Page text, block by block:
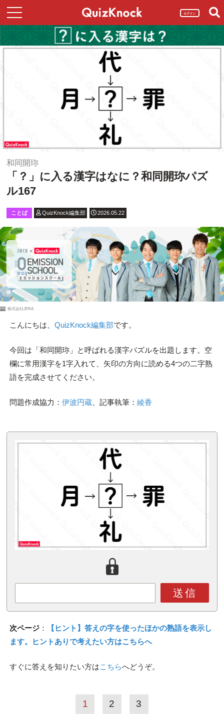
ログイン
和同開珎
「？」に入る漢字はなに？和同開珎パズ
ル167
ことば QuizKnock編集部 2026.05.22
PR 株式会社JERA
こんにちは、 QuizKnock編集部です。
今回は「和同開珎」と呼ばれる漢字パズルを出題します。空
欄に常用漢字を1字入れて、矢印の方向に読める4つの二字熟
語を完成させてください。
問題作成協力： 伊波円蔵、記事執筆： 綾香
送信
次ページ：
【ヒント】答えの字を使ったほかの熟語を表示し
ます。ヒントありで考えたい方はこちらへ
すぐに答えを知りたい方はこちらへどうぞ。
1 2 3